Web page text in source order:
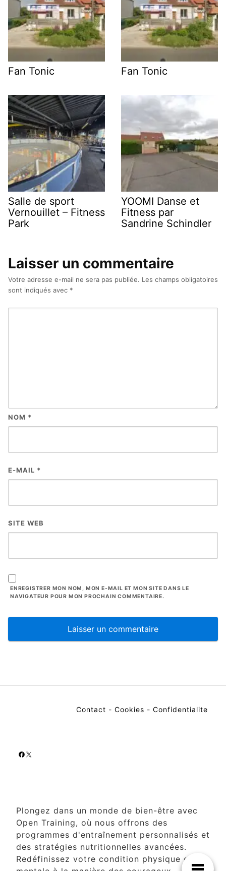
Fan Tonic Fan Tonic
Salle de sport
Vernouillet – Fitness
Park
YOOMI Danse et
Fitness par
Sandrine Schindler
Laisser un commentaire
Votre adresse e-mail ne sera pas publiée. Les champs obligatoires
sont indiqués avec *
NOM *
E-MAIL *
SITE WEB
ENREGISTRER MON NOM, MON E-MAIL ET MON SITE DANS LE
NAVIGATEUR POUR MON PROCHAIN COMMENTAIRE.
Contact - Cookies - Confidentialite
Facebook
X
Plongez dans un monde de bien-être avec
Open Training, où nous offrons des
programmes d'entraînement personnalisés et
des stratégies nutritionnelles avancées.
Redéfinissez votre condition physique et